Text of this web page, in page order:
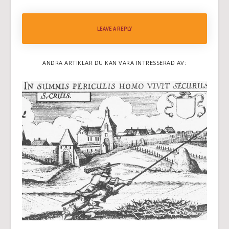
LEAVE A REPLY
ANDRA ARTIKLAR DU KAN VARA INTRESSERAD AV: